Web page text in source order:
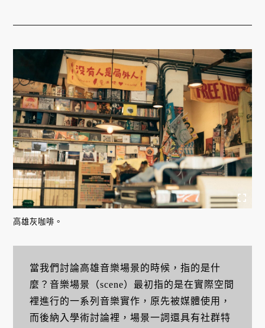
高雄灰咖啡。
當我們討論高雄音樂場景的時候，指的是什
麼？音樂場景（scene）最初指的是在實際空間
裡進行的一系列音樂實作，原先被媒體使用，
而後納入學術討論裡，場景一詞還具有社群特